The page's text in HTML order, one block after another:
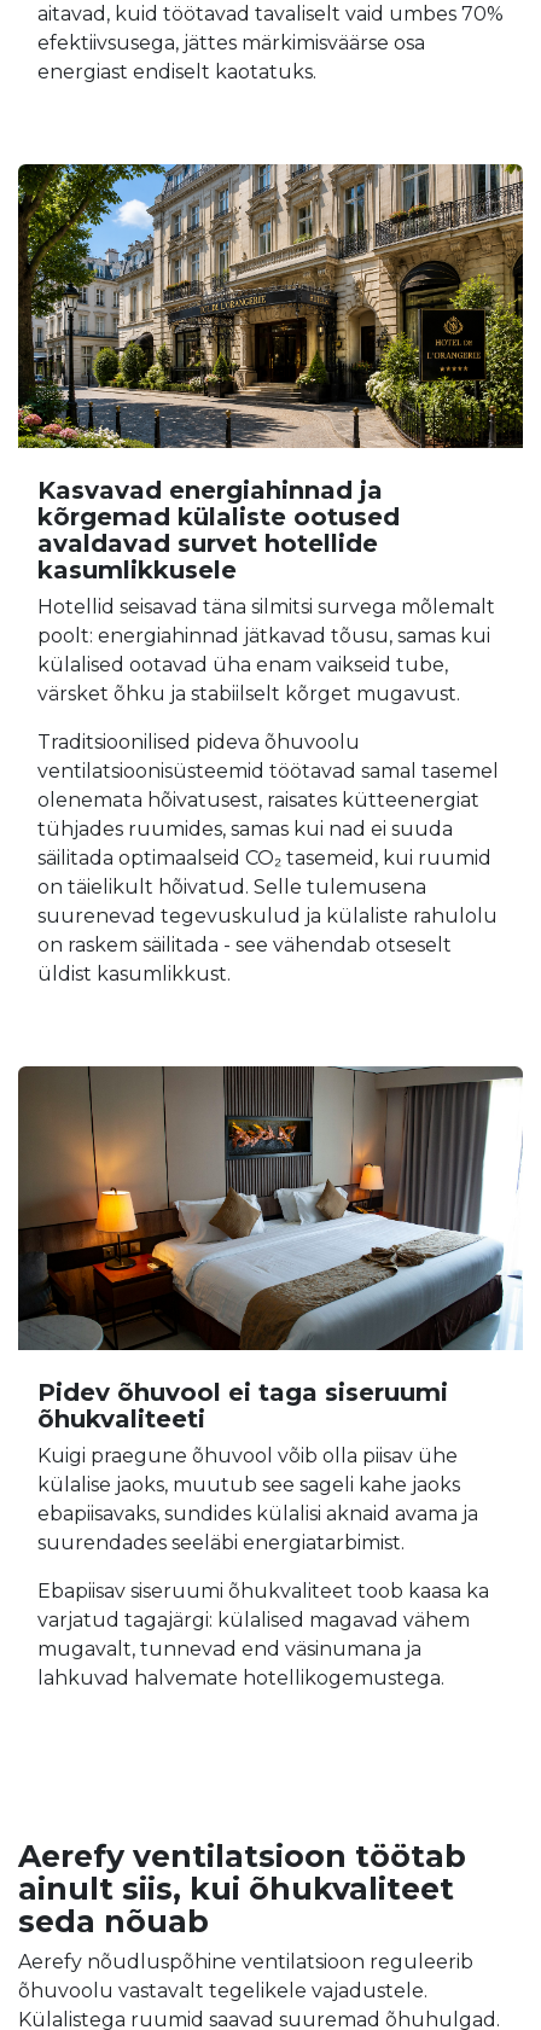
aitavad, kuid töötavad tavaliselt vaid umbes 70%
efektiivsusega, jättes märkimisväärse osa
energiast endiselt kaotatuks.
Kasvavad energiahinnad ja
kõrgemad külaliste ootused
avaldavad survet hotellide
kasumlikkusele
Hotellid seisavad täna silmitsi survega mõlemalt
poolt: energiahinnad jätkavad tõusu, samas kui
külalised ootavad üha enam vaikseid tube,
värsket õhku ja stabiilselt kõrget mugavust.
Traditsioonilised pideva õhuvoolu
ventilatsioonisüsteemid töötavad samal tasemel
olenemata hõivatusest, raisates kütteenergiat
tühjades ruumides, samas kui nad ei suuda
säilitada optimaalseid CO₂ tasemeid, kui ruumid
on täielikult hõivatud. Selle tulemusena
suurenevad tegevuskulud ja külaliste rahulolu
on raskem säilitada - see vähendab otseselt
üldist kasumlikkust.
Pidev õhuvool ei taga siseruumi
õhukvaliteeti
Kuigi praegune õhuvool võib olla piisav ühe
külalise jaoks, muutub see sageli kahe jaoks
ebapiisavaks, sundides külalisi aknaid avama ja
suurendades seeläbi energiatarbimist.
Ebapiisav siseruumi õhukvaliteet toob kaasa ka
varjatud tagajärgi: külalised magavad vähem
mugavalt, tunnevad end väsinumana ja
lahkuvad halvemate hotellikogemustega.
Aerefy ventilatsioon töötab
ainult siis, kui õhukvaliteet
seda nõuab
Aerefy nõudluspõhine ventilatsioon reguleerib
õhuvoolu vastavalt tegelikele vajadustele.
Külalistega ruumid saavad suuremad õhuhulgad.